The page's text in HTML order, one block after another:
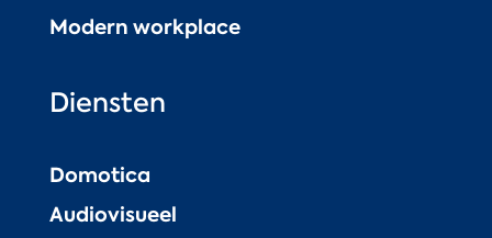
Modern workplace
Diensten
Domotica
Audiovisueel